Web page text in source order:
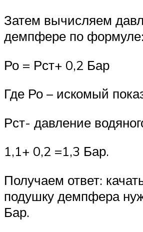
Затем вычисляем
демпфере по формуле:
Ро = Рст+ 0,2 Бар
Где Ро – искомый
Рст- давление
1,1+ 0,2 =1,3 Бар.
Получаем ответ:
подушку демпфера
Бар.